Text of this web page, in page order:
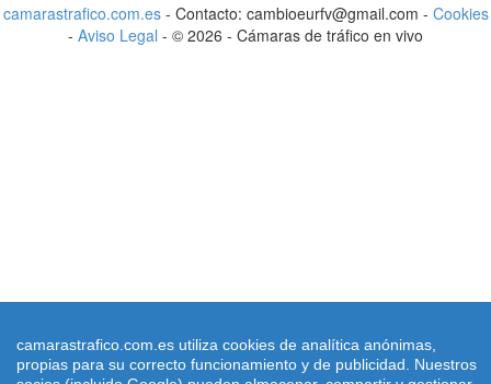
camarastrafico.com.es- Contacto: cambioeurfv@gmail.com - Cookies
- Aviso Legal - © 2026 - Cámaras de tráfico en vivo
camarastrafico.com.es utiliza cookies de analítica anónimas,
propias para su correcto funcionamiento y de publicidad. Nuestros